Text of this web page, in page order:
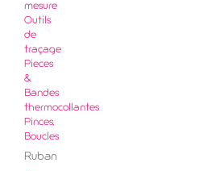
mesure
Outils
de
traçage
Pieces
&
Bandes
thermocollantes
Pinces,
Boucles
Ruban